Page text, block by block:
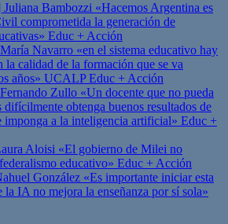
Juliana Bambozzi «Hacemos Argentina es
comprometida la generación de
Educ + Acción
María Navarro «en el sistema educativo hay
la calidad de la formación que se va
años» UCALPEduc + Acción
Fernando Zullo «Un docente que no pueda
difícilmente obtenga buenos resultados de
imponga a la inteligencia artificial» Educ +
Aloisi «El gobierno de Milei no
educativo» Educ + Acción
González «Es importante iniciar esta
la IA no mejora la enseñanza por sí sola»